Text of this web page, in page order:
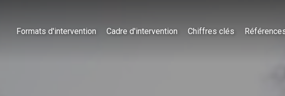
Formats d'intervention Cadre d'intervention Chiffres clés